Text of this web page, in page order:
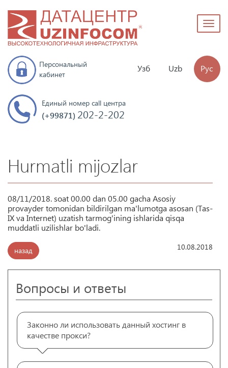
Узб Uzb Рус
Персональный
кабинет
Единый номер call центра
(+99871) 202-2-202
Hurmatli mijozlar
08/11/2018. soat 00.00 dan 05.00 gacha Asosiy
provayder tomonidan bildirilgan ma'lumotga asosan (Tas-
IX va Internet) uzatish tarmog'ining ishlarida qisqa
muddatli uzilishlar bo'ladi.
назад 10.08.2018
Вопросы и ответы
Законно ли использовать данный хостинг в
качестве прокси?